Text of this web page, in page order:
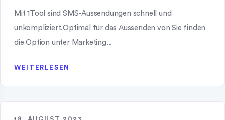
Mit 1Tool sind SMS-Aussendungen schnell und
unkompliziert.Optimal für das Aussenden von Sie finden
die Option unter Marketing...
WEITERLESEN